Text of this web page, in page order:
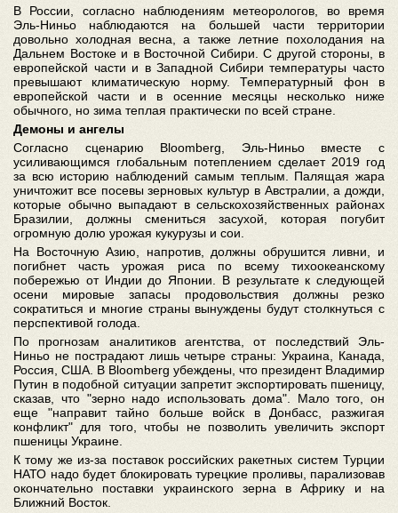
В России, согласно наблюдениям метеорологов, во время
Эль-Ниньо наблюдаются на большей части территории
довольно холодная весна, а также летние похолодания на
Дальнем Востоке и в Восточной Сибири. С другой стороны, в
европейской части и в Западной Сибири температуры часто
превышают климатическую норму. Температурный фон в
европейской части и в осенние месяцы несколько ниже
обычного, но зима теплая практически по всей стране.
Демоны и ангелы
Согласно сценарию Bloomberg, Эль-Ниньо вместе с
усиливающимся глобальным потеплением сделает 2019 год
за всю историю наблюдений самым теплым. Палящая жара
уничтожит все посевы зерновых культур в Австралии, а дожди,
которые обычно выпадают в сельскохозяйственных районах
Бразилии, должны смениться засухой, которая погубит
огромную долю урожая кукурузы и сои.
На Восточную Азию, напротив, должны обрушится ливни, и
погибнет часть урожая риса по всему тихоокеанскому
побережью от Индии до Японии. В результате к следующей
осени мировые запасы продовольствия должны резко
сократиться и многие страны вынуждены будут столкнуться с
перспективой голода.
По прогнозам аналитиков агентства, от последствий Эль-
Ниньо не пострадают лишь четыре страны: Украина, Канада,
Россия, США. В Bloomberg убеждены, что президент Владимир
Путин в подобной ситуации запретит экспортировать пшеницу,
сказав, что "зерно надо использовать дома". Мало того, он
еще "направит тайно больше войск в Донбасс, разжигая
конфликт" для того, чтобы не позволить увеличить экспорт
пшеницы Украине.
К тому же из-за поставок российских ракетных систем Турции
НАТО надо будет блокировать турецкие проливы, парализовав
окончательно поставки украинского зерна в Африку и на
Ближний Восток.